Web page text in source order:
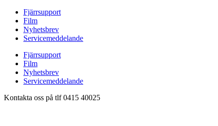
Hoppa
innehåll
Fjärrsupport
Film
Nyhetsbrev
Servicemeddelande
Fjärrsupport
Film
Nyhetsbrev
Servicemeddelande
Kontakta oss på tlf 0415 40025